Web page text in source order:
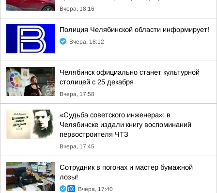
Вчера, 18:16
Полиция Челябинской области информирует!
Вчера, 18:12
Челябинск официально станет культурной
столицей с 25 декабря
Вчера, 17:58
«Судьба советского инженера»: в
Челябинске издали книгу воспоминаний
первостроителя ЧТЗ
Вчера, 17:45
Сотрудник в погонах и мастер бумажной
лозы!
Вчера, 17:40